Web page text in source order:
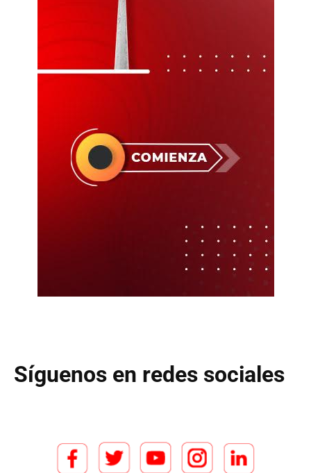
Síguenos en redes sociales